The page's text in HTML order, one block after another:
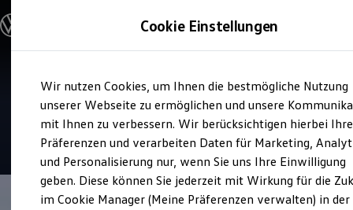
Hauptinhalt
springen
Footer
springen
Modelle & Konfigurator
Nutzfahrzeugkategorien entdecken
Modelle konfigurieren
Vorgängermodelle und Oldtimer
Vorgängermodelle
Oldtimer
Bulli Historie
Branchenlösungen & Gewerbekunden
Umbaulösungen und Hersteller finden
Auf- und Umbauten entdecken & konfigurieren
Groß- und Sonderkunden
Großkunden
Service
Autohaus Weingärtner
4.6| 56 Bewertungen
Cookie Einstellungen
Wir nutzen Cookies, um Ihnen die bestmögliche Nutzung
unserer Webseite zu ermöglichen und unsere
mit Ihnen zu verbessern. Wir berücksichtigen hierbei Ihre
Präferenzen und verarbeiten Daten für Marketing,
und Personalisierung nur, wenn Sie uns Ihre Einwilligung
geben. Diese können Sie jederzeit mit Wirkung für die
im Cookie Manager (Meine Präferenzen verwalten) in der